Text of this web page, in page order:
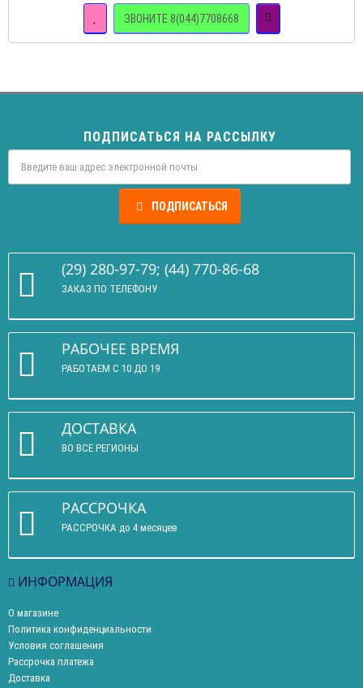
ЗВОНИТЕ 8(044)7708668
ПОДПИСАТЬСЯ НА РАССЫЛКУ
ПОДПИСАТЬСЯ
(29) 280-97-79; (44) 770-86-68
ЗАКАЗ ПО ТЕЛЕФОНУ
РАБОЧЕЕ ВРЕМЯ
РАБОТАЕМ С 10 ДО 19
ДОСТАВКА
ВО ВСЕ РЕГИОНЫ
РАССРОЧКА
РАССРОЧКА до 4 месяцев
ИНФОРМАЦИЯ
О магазине
Политика конфиденциальности
Условия соглашения
Рассрочка платежа
Доставка